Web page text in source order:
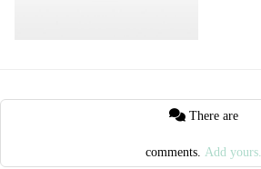
comments. Add yours.